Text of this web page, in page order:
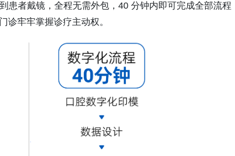
患者戴镜，全程无需外包，40 分钟内即可完成全部流程
诊牢牢掌握诊疗主动权。